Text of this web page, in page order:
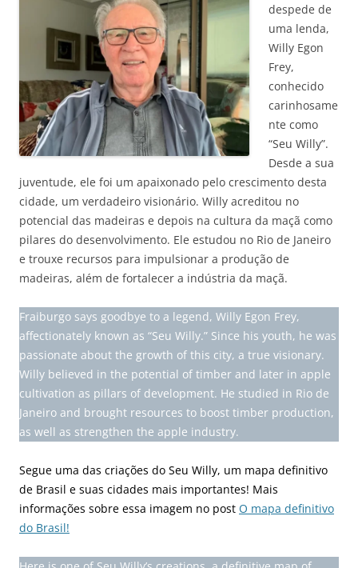
despede de
uma lenda,
Willy Egon
Frey,
conhecido
carinhosame
nte como
“Seu Willy”.
Desde a sua
juventude, ele foi um apaixonado pelo crescimento desta
cidade, um verdadeiro visionário. Willy acreditou no
potencial das madeiras e depois na cultura da maçã como
pilares do desenvolvimento. Ele estudou no Rio de Janeiro
e trouxe recursos para impulsionar a produção de
madeiras, além de fortalecer a indústria da maçã.
Fraiburgo says goodbye to a legend, Willy Egon Frey,
affectionately known as “Seu Willy.” Since his youth, he was
passionate about the growth of this city, a true visionary.
Willy believed in the potential of timber and later in apple
cultivation as pillars of development. He studied in Rio de
Janeiro and brought resources to boost timber production,
as well as strengthen the apple industry.
Segue uma das criações do Seu Willy, um mapa definitivo
de Brasil e suas cidades mais importantes! Mais
informações sobre essa imagem no post O mapa definitivo
do Brasil!